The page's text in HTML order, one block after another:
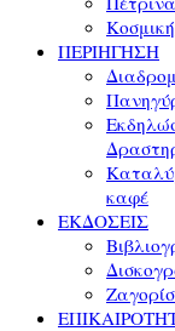
ΠΕΡΙΗΓΗΣΗ
καφέ
ΕΚΔΟΣΕΙΣ